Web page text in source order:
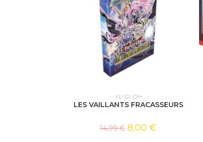
AJOUTER AU PANIER
YU GI OH
LES VAILLANTS FRACASSEURS
14,99€ 8,00 €